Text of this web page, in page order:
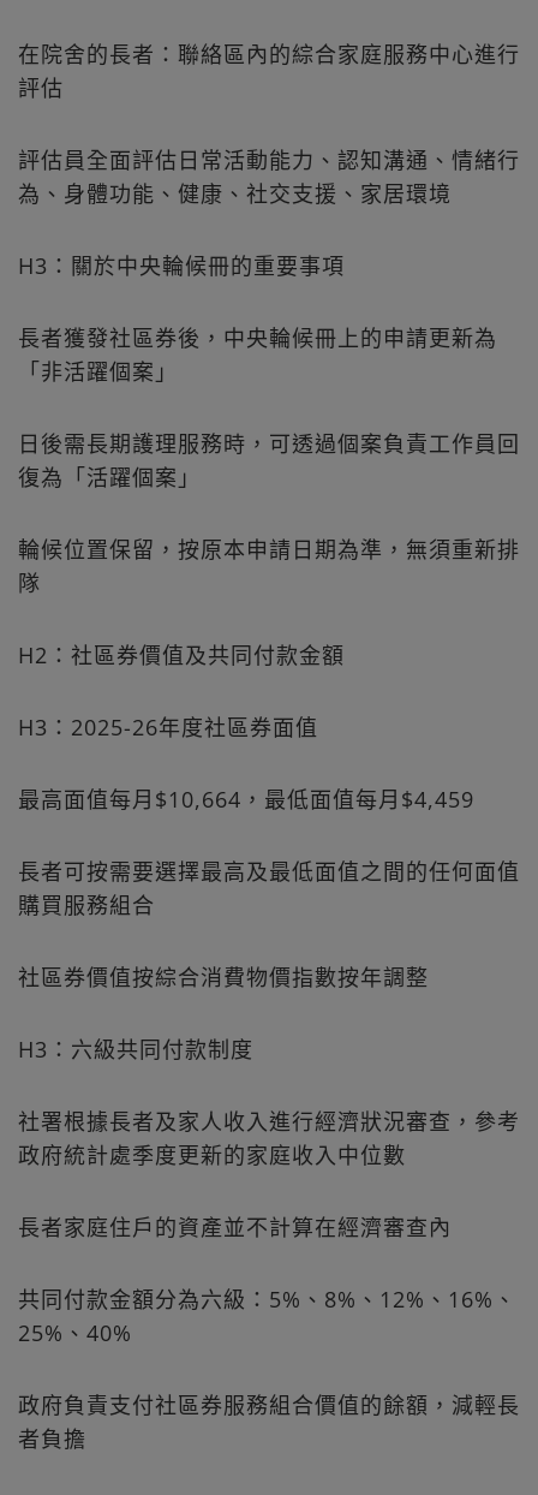
在院舍的長者：聯絡區內的綜合家庭服務中心進行
評估
評估員全面評估日常活動能力、認知溝通、情緒行
為、身體功能、健康、社交支援、家居環境
H3：關於中央輪候冊的重要事項
長者獲發社區券後，中央輪候冊上的申請更新為
「非活躍個案」
日後需長期護理服務時，可透過個案負責工作員回
復為「活躍個案」
輪候位置保留，按原本申請日期為準，無須重新排
隊
H2：社區券價值及共同付款金額
H3：2025-26年度社區券面值
最高面值每月$10,664，最低面值每月$4,459
長者可按需要選擇最高及最低面值之間的任何面值
購買服務組合
社區券價值按綜合消費物價指數按年調整
H3：六級共同付款制度
社署根據長者及家人收入進行經濟狀況審查，參考
政府統計處季度更新的家庭收入中位數
長者家庭住戶的資產並不計算在經濟審查內
共同付款金額分為六級：5%、8%、12%、16%、
25%、40%
政府負責支付社區券服務組合價值的餘額，減輕長
者負擔